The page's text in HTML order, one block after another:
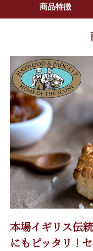
商品特徴
本場イギリス伝
にもピッタリ！